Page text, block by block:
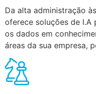
Da alta administração
oferece soluções de I.A
os dados em
áreas da sua empresa,